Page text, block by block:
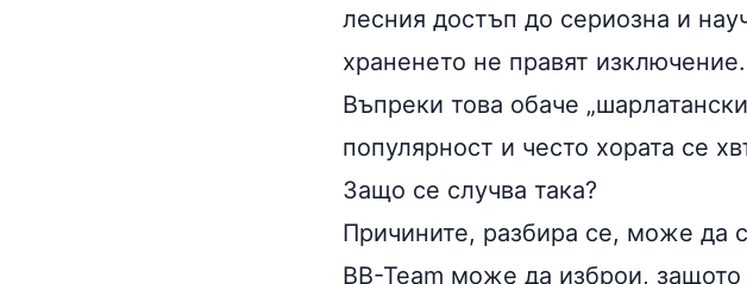
лесния достъп до сериозна и
храненето не правят изключение.
Въпреки това обаче
популярност и често хората се
Защо се случва така?
Причините, разбира се, може да
BB-Team може да изброи,